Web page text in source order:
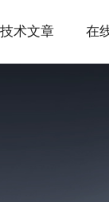
技术文章 在